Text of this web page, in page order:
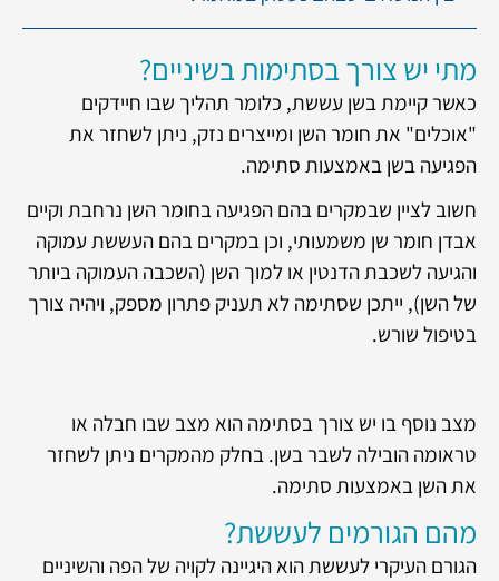
מתי יש צורך בסתימות בשיניים?
כאשר קיימת בשן עששת, כלומר תהליך שבו חיידקים
"אוכלים" את חומר השן ומייצרים נזק, ניתן לשחזר את
הפגיעה בשן באמצעות סתימה.
חשוב לציין שבמקרים בהם הפגיעה בחומר השן נרחבת וקיים
אבדן חומר שן משמעותי, וכן במקרים בהם העששת עמוקה
והגיעה לשכבת הדנטין או למוך השן (השכבה העמוקה ביותר
של השן), ייתכן שסתימה לא תעניק פתרון מספק, ויהיה צורך
בטיפול שורש.
מצב נוסף בו יש צורך בסתימה הוא מצב שבו חבלה או
טראומה הובילה לשבר בשן. בחלק מהמקרים ניתן לשחזר
את השן באמצעות סתימה.
מהם הגורמים לעששת?
הגורם העיקרי לעששת הוא היגיינה לקויה של הפה והשיניים